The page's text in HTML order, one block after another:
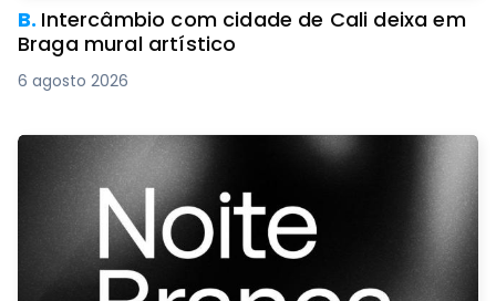
B. Intercâmbio com cidade de Cali deixa em
Braga mural artístico
6 agosto 2026